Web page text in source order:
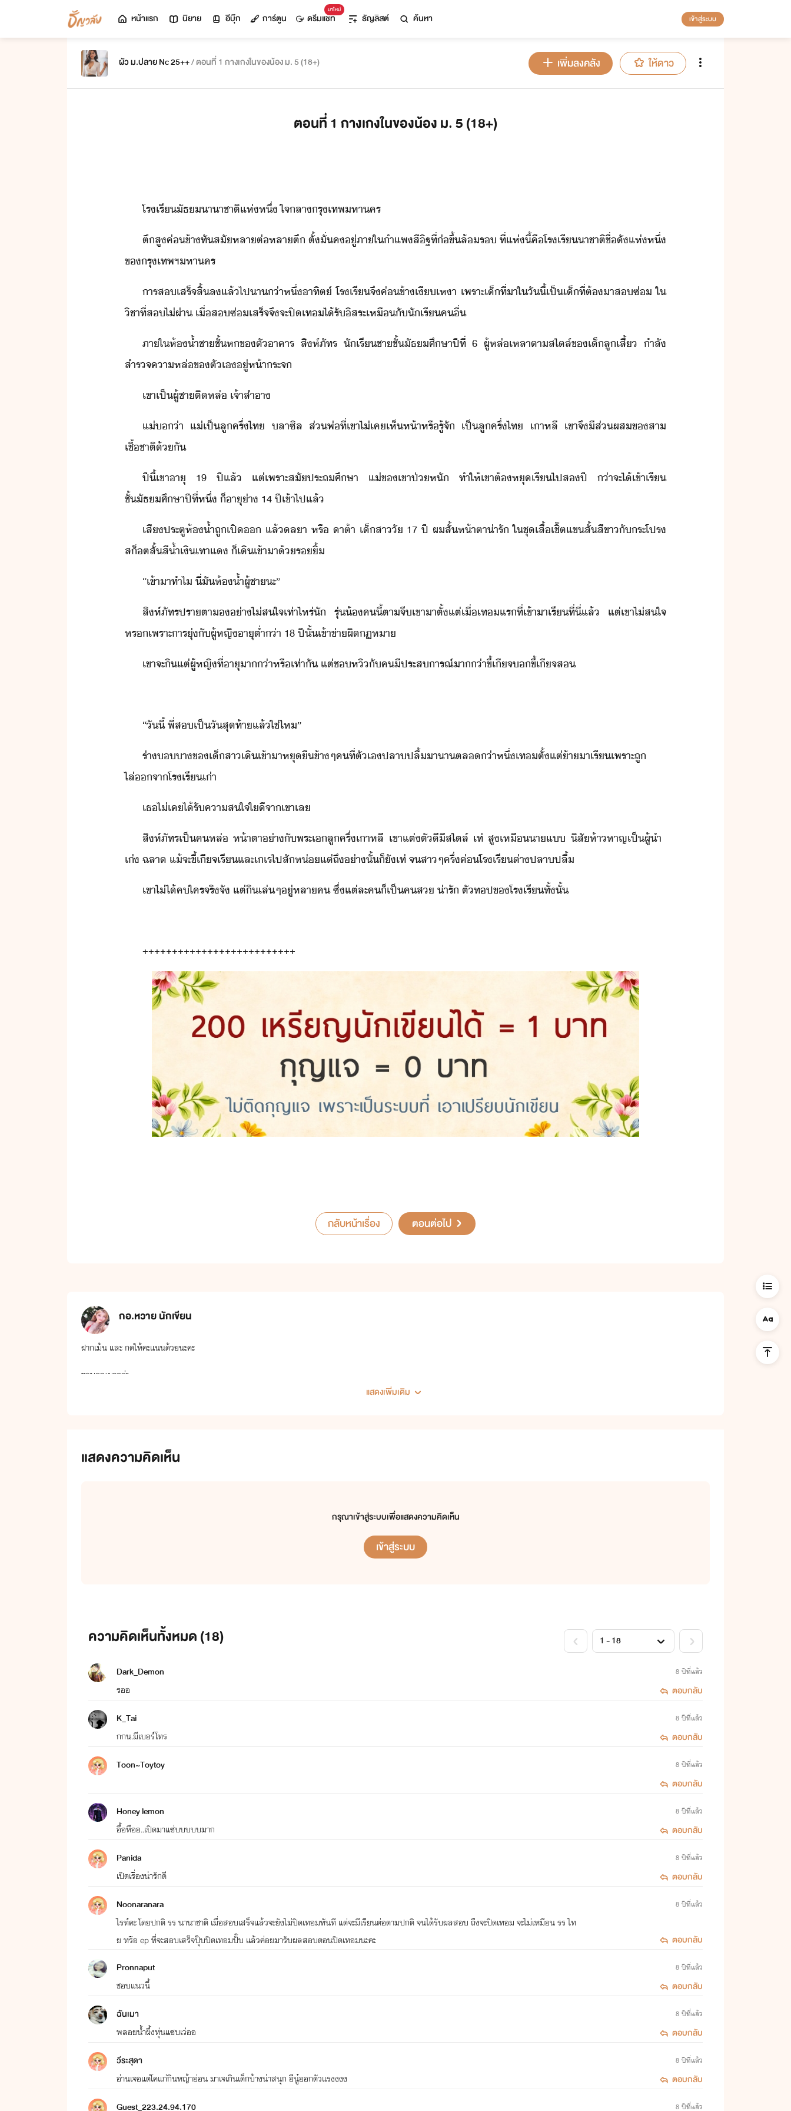
หน้าแรก นิยาย อีบุ๊ก การ์ตูน
มาใหม่
ดรีมแชท ธัญลิสต์ ค้นหา เข้าสู่ระบบ
ผัว ม.ปลาย Nc 25++/ ตอนที่ 1 กางเกงในของน้อง ม. 5 (18+) เพิ่มลงคลัง ให้ดาว
ตอนที่ 1 กางเกงในของน้อง ม. 5 (18+)
โรเรีัธ​าาชาติ​แห่หึ​่​ ​ใจลา​รุเทพหาคร
ตึสู​ค่ข้า​ทัสั​หลา​ต่​หลา​ตึ​ ​ตั้ั่​คู่​ภาใ​ำแพ​สี​ิฐ​ที่​่​ขึ้​ล้ร​ ​ที่​แห่​ี้​คื​โรเรี​า​ชาติ​ชื่ั​แห่หึ​่​
ข​รุเทพฯ​หาคร
าร​ส​เสร็จสิ้​ล​แล้ไป​า​่า​หึ่​าทิต์​ ​โรเรี​จึ​ค่ข้า​เีเหา​ ​เพราะ​เ็​ที่า​ใ​ัี้​เป็​เ็​ที่​ต้​าส​​ซ่​ ​ใ​
ิชา​ที่​ส​ไ่​ผ่า​ ​เื่​สซ่​เสร็จ​จึ​จะ​ปิเท​ไ้รั​ิสระ​เหืั​ัเรี​คื่
ภาใ​ห้้ำ​ชา​ชั้​ห​ข​ตัาคาร​ ​สิห์​ภัทร​ ​ัเรี​ชา​ชั้ัธศึษา​ปี​ที่​ ​6​ ​ผู้​หล่เหลา​ตา​สไตล์​ข​เ็​ลู​เสี้​ ​ำลั​
สำรจ​คา​หล่​ข​ตัเ​ู่​ห้า​ระจ
เขา​เป็​ผู้ชา​ติ​หล่​ ​เจ้า​สำา
แ่​่า​ ​แ่​เป็​ลูครึ่​ไท​ ​ลา​ซิล​ ​ส่​พ่​ที่​เขา​ไ่เค​เห็​ห้า​หรื​รู้จั​ ​เป็​ลูครึ่​ไท​ ​เาหลี​ ​เขา​จึ​ีส่​ผส​ข​สา​
เชื้ชาติ​้ั
ปีี​้​เขา​าุ​ ​19​ ​ปี​แล้​ ​แต่​เพราะ​สั​ประถศึษา​ ​แ่​ข​เขา​ป่หั​ ​ทำให้​เขา​ต้​หุ​เรี​ไป​ส​ปี​ ​่า​จะ​ไ้​เข้าเรี​
ชั้ัธศึษา​ปี​ที่หึ่​ ​็​าุ​่า​ ​14​ ​ปี​เข้าไป​แล้
เสี​ประตู​ห้้ำ​ถู​เปิ​​ ​แล้​ลา​ ​หรื​ ​า​ต้า​ ​เ็สา​ั​ ​17​ ​ปี​ ​ผ​สั้​ห้าตา​่ารั​ ​ใ​ชุ​เสื้​เชิ​๊ต​แข​สั้​สีขา​ั​ระโปร​
ส็ต​สั้​สี้ำเิ​เทา​แ​ ​็​เิ​เข้าา​้​ริ้
“​เข้าา​ทำไ​ ​ี่​ั​ห้้ำ​ผู้ชา​ะ​”
สิห์​ภัทร​ปราตา​​่า​ไ่ส​ใจ​เท่าไหร่​ั​ ​รุ่้​ค​ี้​ตา​จี​เขา​าตั​้​แต่​เื่​เท​แร​ที่​เข้าา​เรี​ที่ี่​แล้​ ​แต่​เขา​ไ่ส​ใจ​
หร​เพราะ​าร​ุ่​ั​ผู้หญิ​าุ​ต่ำ่า​ ​18​ ​ปีั​้​เข้าข่า​ผิ​ฏหา
เขา​จะ​ิ​แต่​ผู้หญิ​ที่​าุ​า่า​หรื​เท่าั​ ​แต่​ช​หิ​ั​ค​ีประสารณ์​า่า​ขี้เีจ​​ขี้เีจ​ส
“​ัี้​ ​พี่​ส​เป็​ัสุท้า​แล้​ใช่ไห​”
ร่า​า​ข​เ็สา​เิ​เข้าา​หุ​ื​ข้าๆ​คที​่​ตัเ​ปลาปลื้​าา​ตล​่า​หึ่​เท​ตั้แต่​้า​าเรี​เพราะ​ถู​
ไล่​จา​โรเรี​เ่า
เธ​ไ่เค​ไ้รั​คาสใจ​ใี​จา​เขา​เล
สิห์​ภัทร​เป็​ค​หล่​ ​ห้าตา​่า​ั​พระเ​ลูครึ่​เาหลี​ ​เขา​แต่ตั​ีี​สไตล์​ ​เท่​ ​สู​เหื​าแ​ ​ิสั​ห้าหาญ​เป็​ผู้ำ​ ​
เ่​ ​ฉลา​ ​แ้​จะ​ขี้เีจ​เรี​และ​เเร​ไป​สัห่​แต่​ถึ​่าั้​็​ั​เท่​ ​จ​สา​ๆ​ครึ่​ค่​โรเรี​ต่า​ปลาปลื้
เขา​ไ่ไ้​ค​ใคร​จริจั​ ​แต่​ิ​เล่​ๆ​ู่​หลา​ค​ ​ซึ่​แต่ละค​็​เป็​คส​ ​่ารั​ ​ตั​ทป​ข​โรเรี​ทั้ั้
++++++++++++++++++++++++++
กลับหน้าเรื่อง ตอนต่อไป
กอ.หวาย นักเขียน
ฝากเม้น และ กดให้คะแนนด้วยนะคะ
ขอบคุณมากค่ะ
แสดงเพิ่มเติม
แสดงความคิดเห็น
กรุณาเข้าสู่ระบบเพื่อแสดงความคิดเห็น
เข้าสู่ระบบ
ความคิดเห็นทั้งหมด (18)
Dark_Demon
รออ
8 ปีที่แล้ว
ตอบกลับ
K_Tai
กกน.มีเบอร์โทร
8 ปีที่แล้ว
ตอบกลับ
Toon~Toytoy
8 ปีที่แล้ว
ตอบกลับ
Honey lemon
อื้อหืออ..เปิดมาแซ่บบบบบมาก
8 ปีที่แล้ว
ตอบกลับ
Panida
เปิดเรื่องน่ารักดี
8 ปีที่แล้ว
ตอบกลับ
Noonaranara
ไรท์คะ โดยปกติ รร นานาชาติ เมื่อสอบเสร็จแล้วจะยังไม่ปิดเทอมทันที แต่จะมีเรียนต่อตามปกติ จนได้รับผลสอบ ถึงจะปิดเทอม จะไม่เหมือน รร ไท
ย หรือ ep ที่จะสอบเสร็จปุ๊บปิดเทอมปั๊บ แล้วค่อยมารับผลสอบตอนปิดเทอมนะคะ
8 ปีที่แล้ว
ตอบกลับ
Pronnaput
ชอบแนวนี้
8 ปีที่แล้ว
ตอบกลับ
ฉันเมา
พลอยน้ำผึ้งหุ่นแซบเว่ออ
8 ปีที่แล้ว
ตอบกลับ
วีระสุดา
อ่านเจอแต่โคแก่กินหญ้าอ่อน มาเจเกินเด็กบ้างน่าสนุก อีนู๋ออกตัวแรงงงง
8 ปีที่แล้ว
ตอบกลับ
Guest_223.24.94.170
8 ปีที่แล้ว